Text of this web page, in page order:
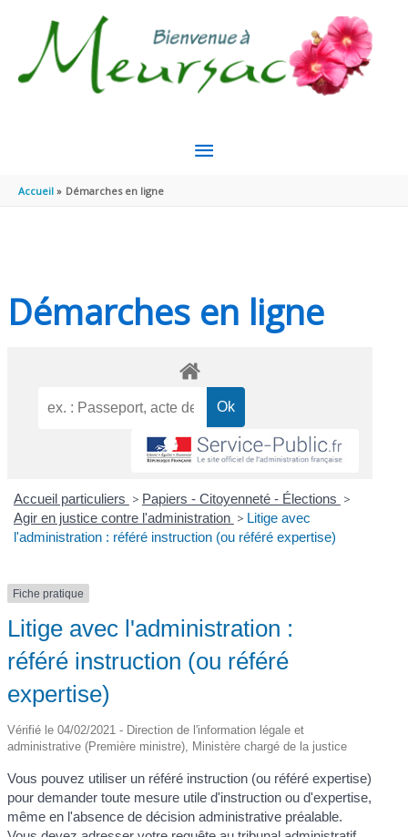
MENU
Accueil Démarches en ligne
Démarches en ligne
Accueil particuliers > Papiers - Citoyenneté - Élections >
Agir en justice contre l'administration > Litige avec
l'administration : référé instruction (ou référé expertise)
Fiche pratique
Litige avec l'administration :
référé instruction (ou référé
expertise)
Vérifié le 04/02/2021 - Direction de l'information légale et
administrative (Première ministre), Ministère chargé de la justice
Vous pouvez utiliser un référé instruction (ou référé expertise)
pour demander toute mesure utile d'instruction ou d'expertise,
même en l'absence de décision administrative préalable.